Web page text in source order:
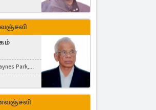
Park,